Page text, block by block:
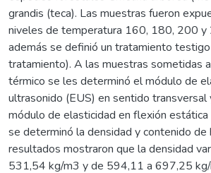
grandis (teca). Las muestras fueron
niveles de temperatura 160, 180, 200 y
además se definió un tratamiento
tratamiento). A las muestras sometidas
térmico se les determinó el módulo de
ultrasonido (EUS) en sentido transversal
módulo de elasticidad en flexión estática
se determinó la densidad y contenido de
resultados mostraron que la densidad
531,54 kg/m3 y de 594,11 a 697,25 kg/